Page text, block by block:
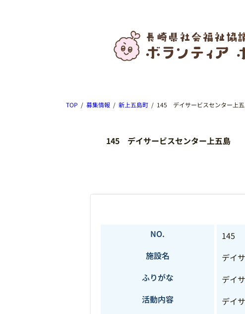
TOP 募集情報 新上五島町 145 デイサービスセンター上
145 デイサービスセンター上五島
NO.
145
施設名
デイ
ふりがな
デイ
活動内容
デイ